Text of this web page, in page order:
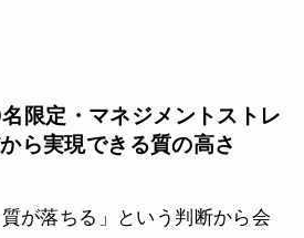
限定・マネジメントストレ
ら実現できる質の高さ
質が落ちる」という判断から会